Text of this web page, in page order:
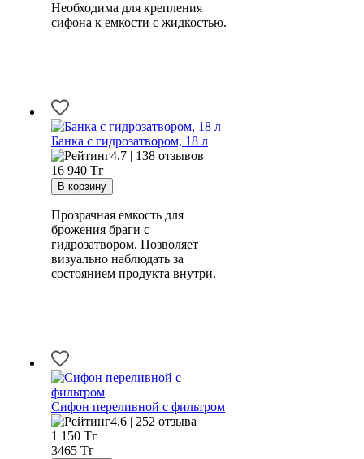
Необходима для крепления
сифона к емкости с жидкостью.
Банка с гидрозатвором, 18 л
4.7 | 138 отзывов
16 940 Тг
Прозрачная емкость для
брожения браги с
гидрозатвором. Позволяет
визуально наблюдать за
состоянием продукта внутри.
Сифон переливной с фильтром
4.6 | 252 отзыва
1 150 Тг
3465 Тг